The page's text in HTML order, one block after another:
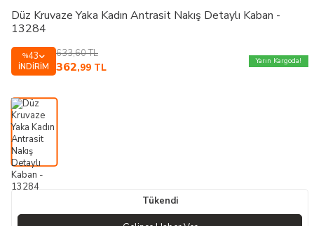
Düz Kruvaze Yaka Kadın Antrasit Nakış Detaylı Kaban -
13284
%43
İNDIRIM
633,60TL
362,99 TL
Yarın Kargoda!
Tükendi